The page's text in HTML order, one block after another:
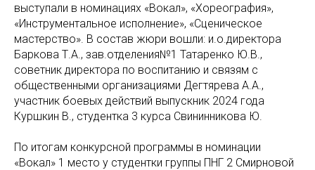
выступали в номинациях «Вокал», «Хореография»,
«Инструментальное исполнение», «Сценическое
мастерство». В состав жюри вошли: и.о.директора
Баркова Т.А., зав.отделения№1 Татаренко Ю.В.,
советник директора по воспитанию и связям с
общественными организациями Дегтярева А.А.,
участник боевых действий выпускник 2024 года
Куршкин В., студентка 3 курса Свининникова Ю.
По итогам конкурсной программы в номинации
«Вокал» 1 место у студентки группы ПНГ 2 Смирновой